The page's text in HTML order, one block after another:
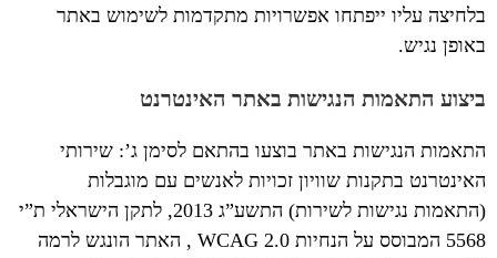
בלחיצה עליו ייפתחו אפשרויות מתקדמות לשימוש באתר
באופן נגיש.
ביצוע התאמות הנגישות באתר האינטרנט
התאמות הנגישות באתר בוצעו בהתאם לסימן ג’: שירותי
האינטרנט בתקנות שוויון זכויות לאנשים עם מוגבלות
(התאמות נגישות לשירות) התשע”ג 2013, לתקן הישראלי ת”י
5568 המבוסס על הנחיות WCAG 2.0 , האתר הונגש לרמה